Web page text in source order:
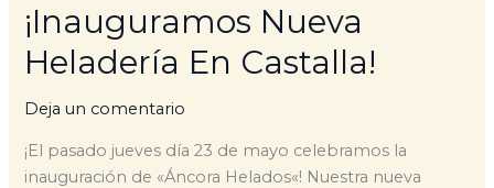
¡Inauguramos Nueva
Heladería En Castalla!
Deja un comentario
¡El pasado jueves día 23 de mayo celebramos la
inauguración de «Áncora Helados«! Nuestra nueva